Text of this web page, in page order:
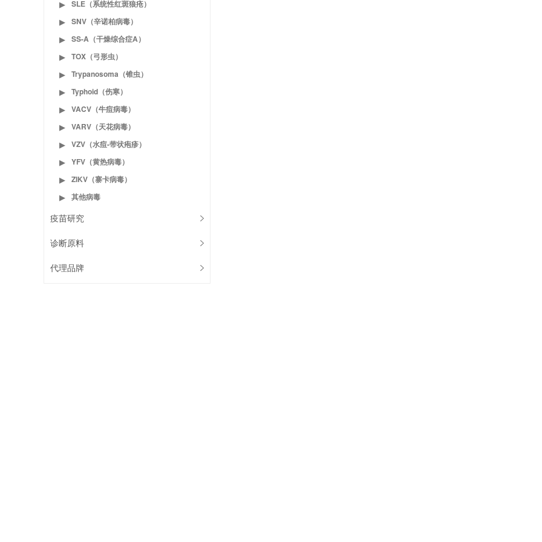
▶
SLE（系统性红斑狼疮）
▶
SNV（辛诺柏病毒）
▶
SS-A（干燥综合症A）
▶
TOX（弓形虫）
▶
Trypanosoma（锥虫）
▶
Typhoid（伤寒）
▶
VACV（牛痘病毒）
▶
VARV（天花病毒）
▶
VZV（水痘-带状疱疹）
▶
YFV（黄热病毒）
▶
ZIKV（寨卡病毒）
▶
其他病毒
疫苗研究
诊断原料
代理品牌